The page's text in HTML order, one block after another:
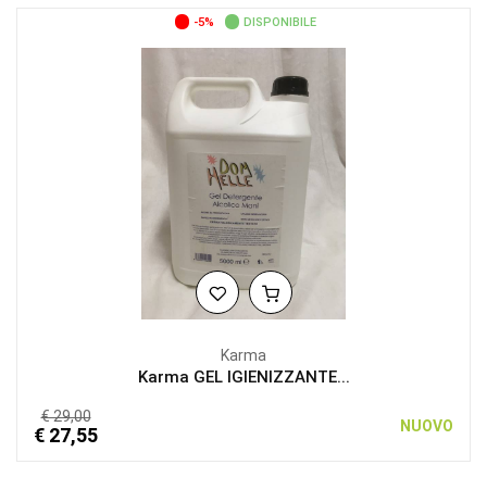
-5% DISPONIBILE
Karma
Karma GEL IGIENIZZANTE...
€ 29,00
€ 27,55 NUOVO